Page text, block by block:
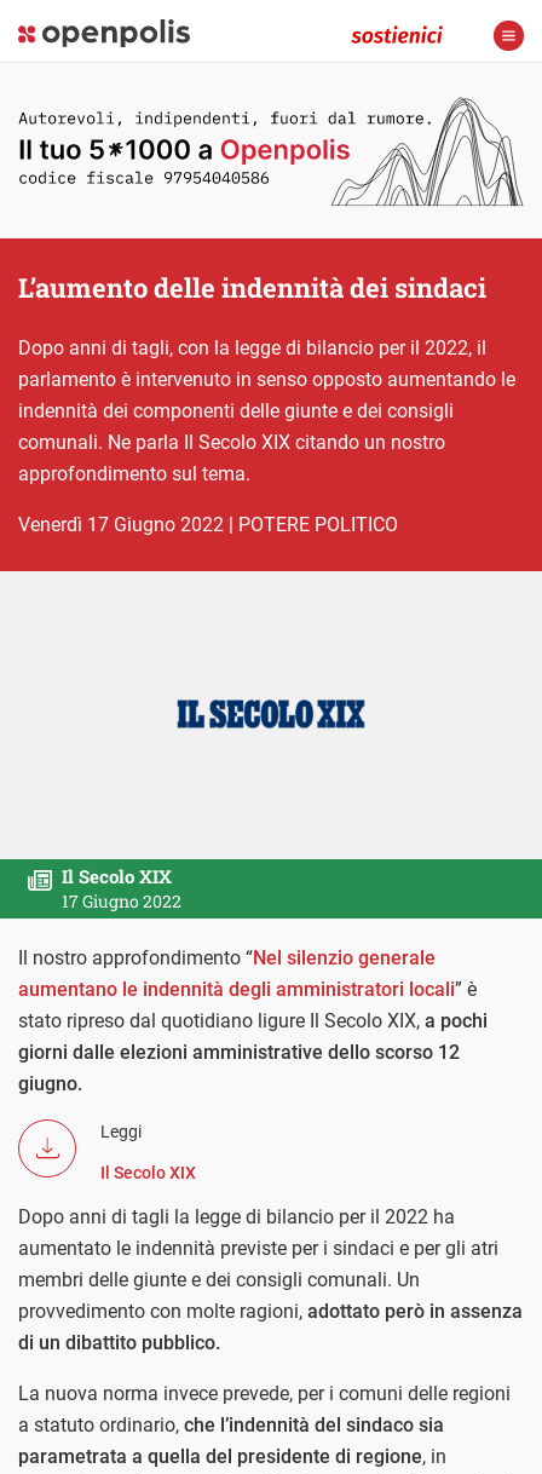
L’aumento delle indennità dei sindaci
Dopo anni di tagli, con la legge di bilancio per il 2022, il
parlamento è intervenuto in senso opposto aumentando le
indennità dei componenti delle giunte e dei consigli
comunali. Ne parla Il Secolo XIX citando un nostro
approfondimento sul tema.
venerdì 17 Giugno 2022 | POTERE POLITICO
Il Secolo XIX
17 Giugno 2022
Il nostro approfondimento “Nel silenzio generale
aumentano le indennità degli amministratori locali” è
stato ripreso dal quotidiano ligure Il Secolo XIX, a pochi
giorni dalle elezioni amministrative dello scorso 12
giugno.
Leggi
Il Secolo XIX
Dopo anni di tagli la legge di bilancio per il 2022 ha
aumentato le indennità previste per i sindaci e per gli atri
membri delle giunte e dei consigli comunali. Un
provvedimento con molte ragioni, adottato però in assenza
di un dibattito pubblico.
La nuova norma invece prevede, per i comuni delle regioni
a statuto ordinario, che l’indennità del sindaco sia
parametrata a quella del presidente di regione, in